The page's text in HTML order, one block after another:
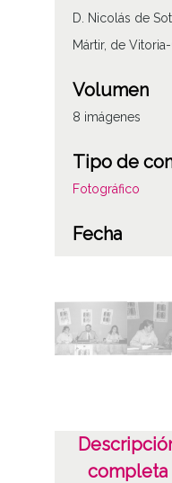
D. Nicolás de
Mártir, de
Volumen
8 imágenes
Tipo de
Fotográfico
Fecha
Lugar
Vitoria-Gasteiz
sede del
completa